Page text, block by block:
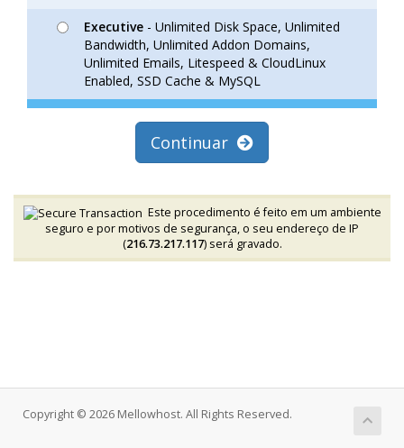
Executive - Unlimited Disk Space, Unlimited
Bandwidth, Unlimited Addon Domains,
Unlimited Emails, Litespeed & CloudLinux
Enabled, SSD Cache & MySQL
Continuar
Este procedimento é feito em um ambiente
seguro e por motivos de segurança, o seu endereço de IP
(216.73.217.117) será gravado.
Copyright © 2026 Mellowhost. All Rights Reserved.